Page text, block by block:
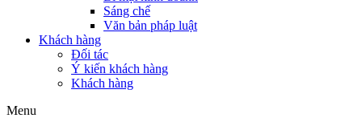
Sáng chế
Văn bản pháp luật
Khách hàng
Đối tác
Ý kiến khách hàng
Khách hàng
Menu